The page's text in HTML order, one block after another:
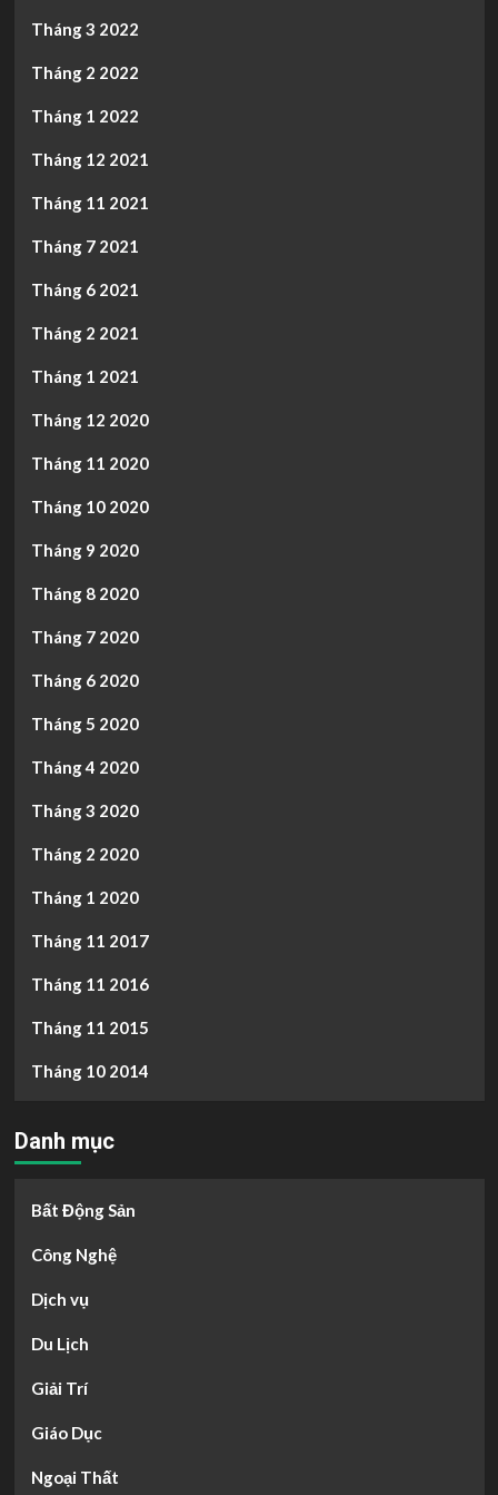
Tháng 3 2022
Tháng 2 2022
Tháng 1 2022
Tháng 12 2021
Tháng 11 2021
Tháng 7 2021
Tháng 6 2021
Tháng 2 2021
Tháng 1 2021
Tháng 12 2020
Tháng 11 2020
Tháng 10 2020
Tháng 9 2020
Tháng 8 2020
Tháng 7 2020
Tháng 6 2020
Tháng 5 2020
Tháng 4 2020
Tháng 3 2020
Tháng 2 2020
Tháng 1 2020
Tháng 11 2017
Tháng 11 2016
Tháng 11 2015
Tháng 10 2014
Danh mục
Bất Động Sản
Công Nghệ
Dịch vụ
Du Lịch
Giải Trí
Giáo Dục
Ngoại Thất